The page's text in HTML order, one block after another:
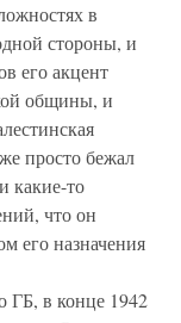
в
стороны, и
его акцент
общины, и
просто бежал
какие-то
что он
его назначения
ГБ, в конце 1942